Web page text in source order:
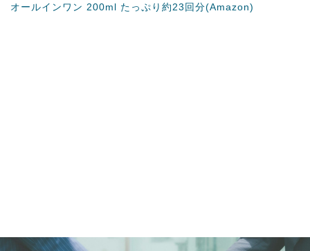
オールインワン 200ml たっぷり約23回分(Amazon)